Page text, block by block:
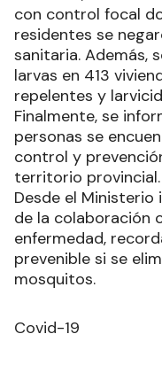
con control focal
residentes se
sanitaria. Además,
larvas en 413
repelentes y
Finalmente, se
personas se
control y
territorio provincial.
Desde el
de la colaboración
enfermedad,
prevenible si se
mosquitos.
Covid-19